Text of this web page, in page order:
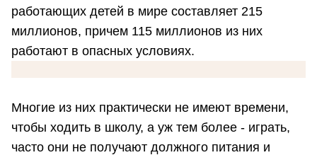
работающих детей в мире составляет 215
миллионов, причем 115 миллионов из них
работают в опасных условиях.
Многие из них практически не имеют времени,
чтобы ходить в школу, а уж тем более - играть,
часто они не получают должного питания и